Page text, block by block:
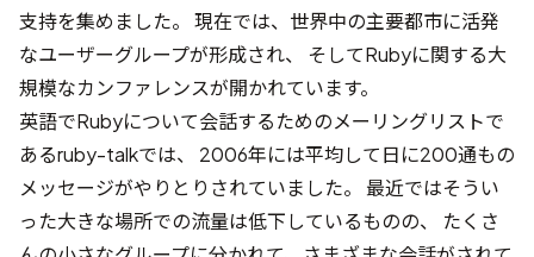
支持を集めました。 現在では、世界中の主要都市に活発
なユーザーグループが形成され、 そしてRubyに関する大
規模なカンファレンスが開かれています。
英語でRubyについて会話するためのメーリングリストで
あるruby-talkでは、 2006年には平均して日に200通もの
メッセージがやりとりされていました。 最近ではそうい
った大きな場所での流量は低下しているものの、 たくさ